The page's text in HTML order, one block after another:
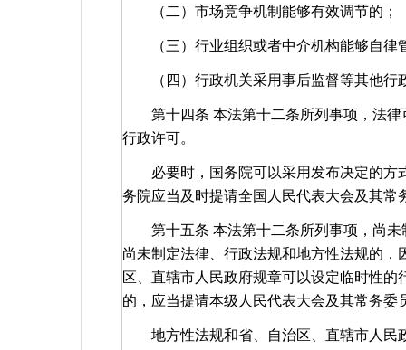
（二）市场竞争机制能够有效调节的；
（三）行业组织或者中介机构能够自律
（四）行政机关采用事后监督等其他行
第十四条 本法第十二条所列事项，法律
行政许可。
必要时，国务院可以采用发布决定的方
务院应当及时提请全国人民代表大会及其
第十五条 本法第十二条所列事项，尚未
尚未制定法律、行政法规和地方性法规的
区、直辖市人民政府规章可以设定临时性
的，应当提请本级人民代表大会及其常务委
地方性法规和省、自治区、直辖市人民